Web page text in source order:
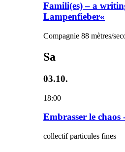
Famili(es) – a
Lampenfieber«
Compagnie 88 mètres/
Sa
03.10.
18:00
Embrasser le
collectif particules fines